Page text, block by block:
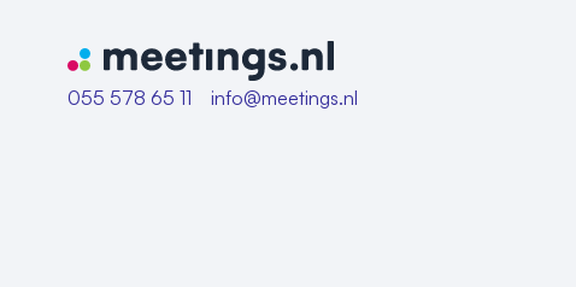
Naar home van Meetings
055 578 65 11
info@meetings.nl